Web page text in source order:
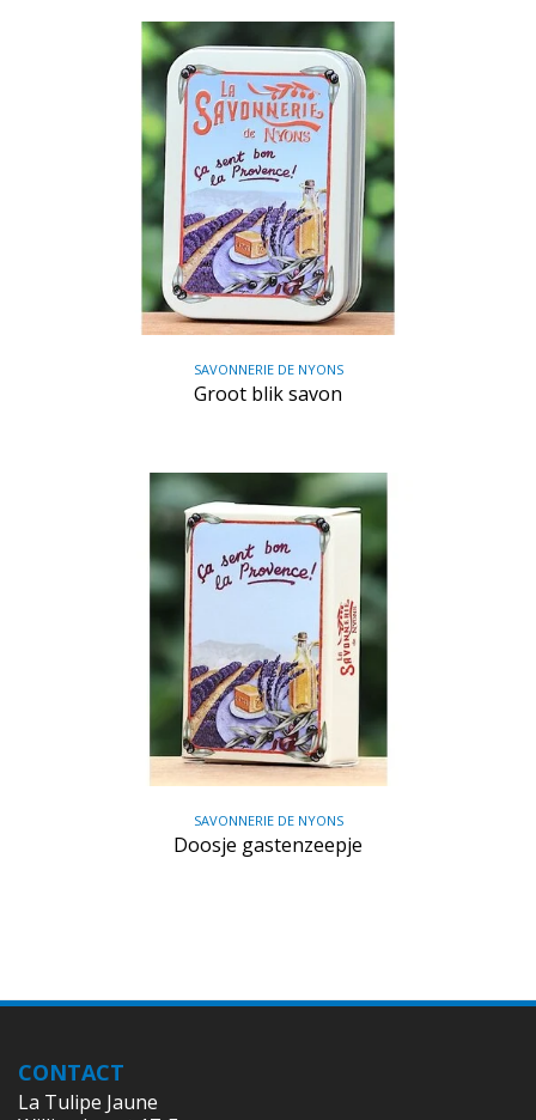
SAVONNERIE DE NYONS
Groot blik savon
SAVONNERIE DE NYONS
Doosje gastenzeepje
CONTACT
La Tulipe Jaune